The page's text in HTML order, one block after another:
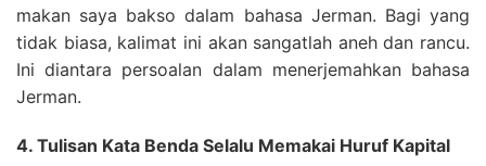
makan saya bakso dalam bahasa Jerman. Bagi yang
tidak biasa, kalimat ini akan sangatlah aneh dan rancu.
Ini diantara persoalan dalam menerjemahkan bahasa
Jerman.
4. Tulisan Kata Benda Selalu Memakai Huruf Kapital